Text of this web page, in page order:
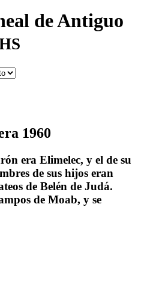
de Antiguo
1960
era Elimelec, y el de su
de sus hijos eran
de Belén de Judá.
de Moab, y se